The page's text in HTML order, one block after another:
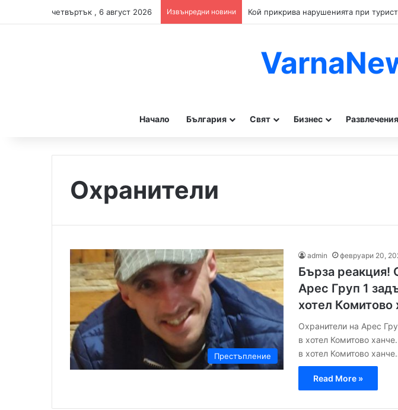
четвъртък , 6 август 2026 Извънредни новини
Начало България Свят Бизнес Развлечения
Охранители
Престъпление
admin февруари 20,
Бърза реакция!
Арес Груп 1
хотел Комитово
Охранители на Арес
в хотел Комитово
в хотел Комитово
Read More »